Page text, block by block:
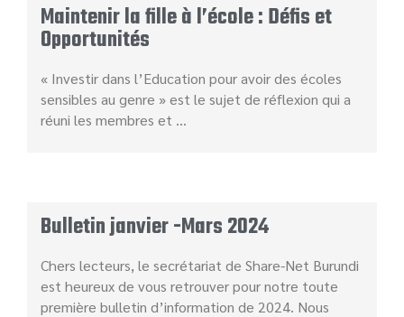
Maintenir la fille à l’école : Défis et
Opportunités
« Investir dans l’Education pour avoir des écoles
sensibles au genre » est le sujet de réflexion qui a
réuni les membres et …
Bulletin janvier -Mars 2024
Chers lecteurs, le secrétariat de Share-Net Burundi
est heureux de vous retrouver pour notre toute
première bulletin d’information de 2024. Nous